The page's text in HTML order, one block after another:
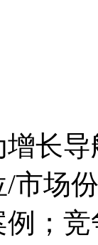
增长导
市场
；